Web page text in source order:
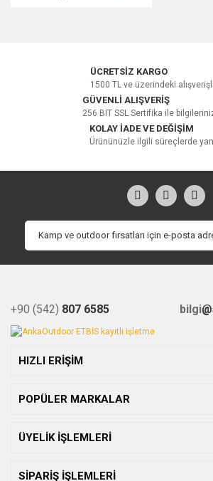
ÜCRETSİZ KARGO
1500 TL ve üzerindeki
GÜVENLİ ALIŞVERİŞ
256 BIT SSL Sertifika ile
KOLAY İADE VE DEĞİŞİM
Ürününüzle ilgili süreçlerde
+90 (542) 807 6585 bilgi
HIZLI ERİŞİM
POPÜLER MARKALAR
ÜYELİK İŞLEMLERİ
SİPARİŞ İŞLEMLERİ